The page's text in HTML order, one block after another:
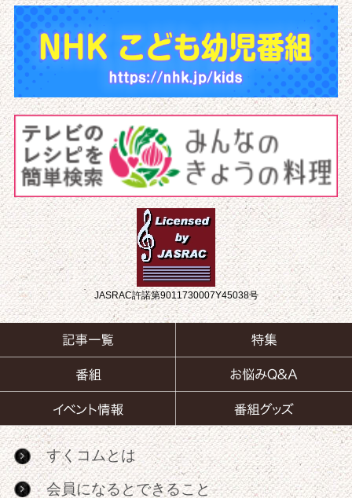
JASRAC許諾第9011730007Y45038号
すくコムとは
会員になるとできること